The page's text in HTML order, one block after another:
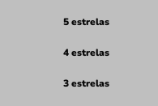
5 estrelas
4 estrelas
3 estrelas